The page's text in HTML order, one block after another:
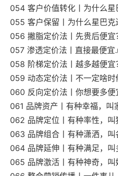
054 客户价值转化丨为什么
055 客户保留丨为什么星巴
056 撇脂定价法丨先贵后便宜
057 渗透定价法丨直接最便宜
058 阶梯定价法丨越多越便宜
059 动态定价法丨不一定啥
060 反向定价法丨你想要多
061 品牌资产丨有种幸福，叫
062 品牌定位丨有种率性，
063 品牌组合丨有种潇洒，
064 品牌延伸丨有种满足，
065 品牌激活丨有种神奇，